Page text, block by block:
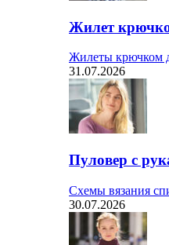
Жилет
Жилеты крючком
31.07.2026
Пуловер с
Схемы вязания
30.07.2026